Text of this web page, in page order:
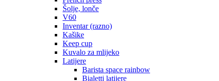
Šolje, lonče
V60
Inventar (razno)
Kašike
Keep cup
Kuvalo za mlijeko
Latijere
Barista space rainbow
Bialetti latijere